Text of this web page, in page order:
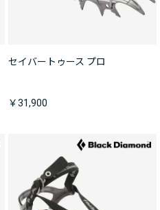
セイバートゥース プロ
￥31,900